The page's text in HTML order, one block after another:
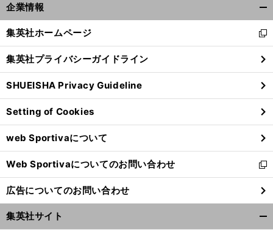
企業情報
閉
る
集英社ホームページ
新
し
い
ウ
ィ
ン
ド
ウ
で
開
く
集英社プライバシーガイドライン
SHUEISHA Privacy Guideline
Setting of Cookies
web Sportivaについて
Web Sportivaについてのお問い合わせ
新
し
い
ウ
ィ
ン
広告についてのお問い合わせ
集英社サイト